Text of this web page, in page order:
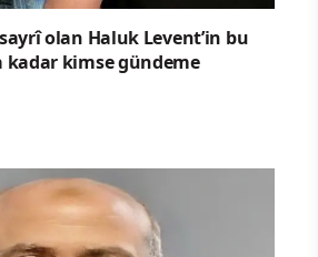
olan Haluk Levent’in bu
kadar kimse gündeme